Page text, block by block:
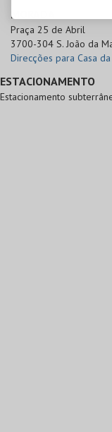
MORADA
Praça 25 de Abril
3700-304 S. João da
Direcções para Casa
ESTACIONAMENTO
Estacionamento